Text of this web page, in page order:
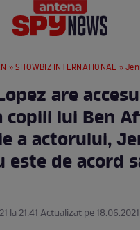
»SHOWBIZ INTERNATIONAL » Jennifer Lopez are accesul
are
lui Ben
a actorului,
este de acord
la 21:41 Actualizat pe